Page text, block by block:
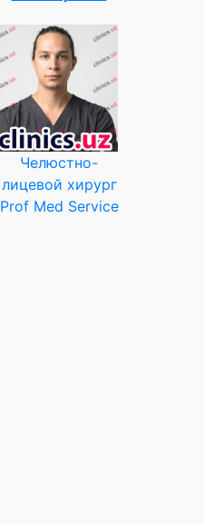
Челюстно-
лицевой хирург
Prof Med Service